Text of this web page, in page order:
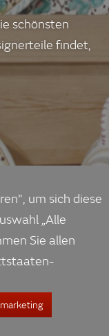
schönsten
findet,
um sich diese
„Alle
Sie allen